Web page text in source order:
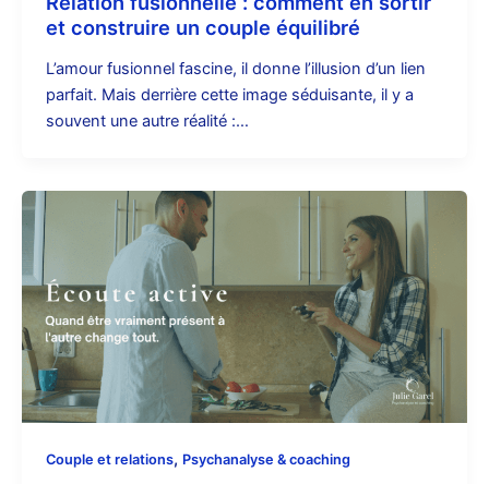
et construire un couple équilibré
L’amour fusionnel fascine, il donne l’illusion d’un lien
parfait. Mais derrière cette image séduisante, il y a
souvent une autre réalité :…
Couple et relations, Psychanalyse & coaching